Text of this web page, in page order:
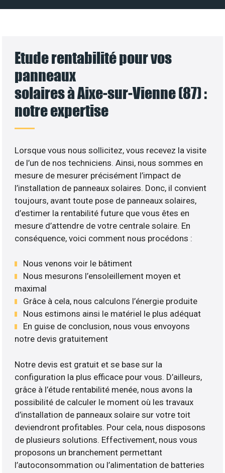
Etude rentabilité pour vos
panneaux
solaires à Aixe-sur-Vienne (87) :
notre expertise
Lorsque vous nous sollicitez, vous recevez la visite
de l’un de nos techniciens. Ainsi, nous sommes en
mesure de mesurer précisément l’impact de
l’installation de panneaux solaires. Donc, il convient
toujours, avant toute pose de panneaux solaires,
d’estimer la rentabilité future que vous êtes en
mesure d’attendre de votre centrale solaire. En
conséquence, voici comment nous procédons :
Nous venons voir le bâtiment
Nous mesurons l’ensoleillement moyen et
maximal
Grâce à cela, nous calculons l’énergie produite
Nous estimons ainsi le matériel le plus adéquat
En guise de conclusion, nous vous envoyons
notre devis gratuitement
Notre devis est gratuit et se base sur la
configuration la plus efficace pour vous. D’ailleurs,
grâce à l’étude rentabilité menée, nous avons la
possibilité de calculer le moment où les travaux
d’installation de panneaux solaire sur votre toit
deviendront profitables. Pour cela, nous disposons
de plusieurs solutions. Effectivement, nous vous
proposons un branchement permettant
l’autoconsommation ou l’alimentation de batteries